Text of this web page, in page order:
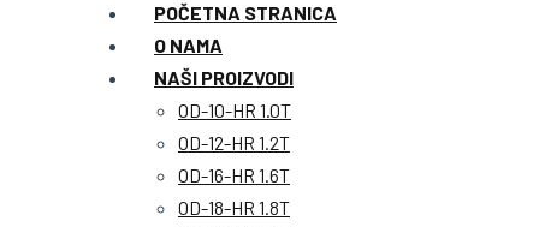
POČETNA STRANICA
O NAMA
NAŠI PROIZVODI
OD-10-HR 1.0T
OD-12-HR 1.2T
OD-16-HR 1.6T
OD-18-HR 1.8T